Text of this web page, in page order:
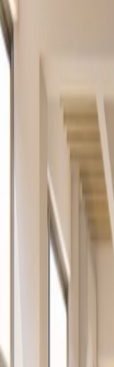
Let your
onsite
area, and
glass
fully
the San
after work in